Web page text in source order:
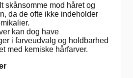
skånsomme mod håret og
da de ofte ikke indeholder
kan dog have
i farveudvalg og holdbarhed
med kemiske hårfarver.